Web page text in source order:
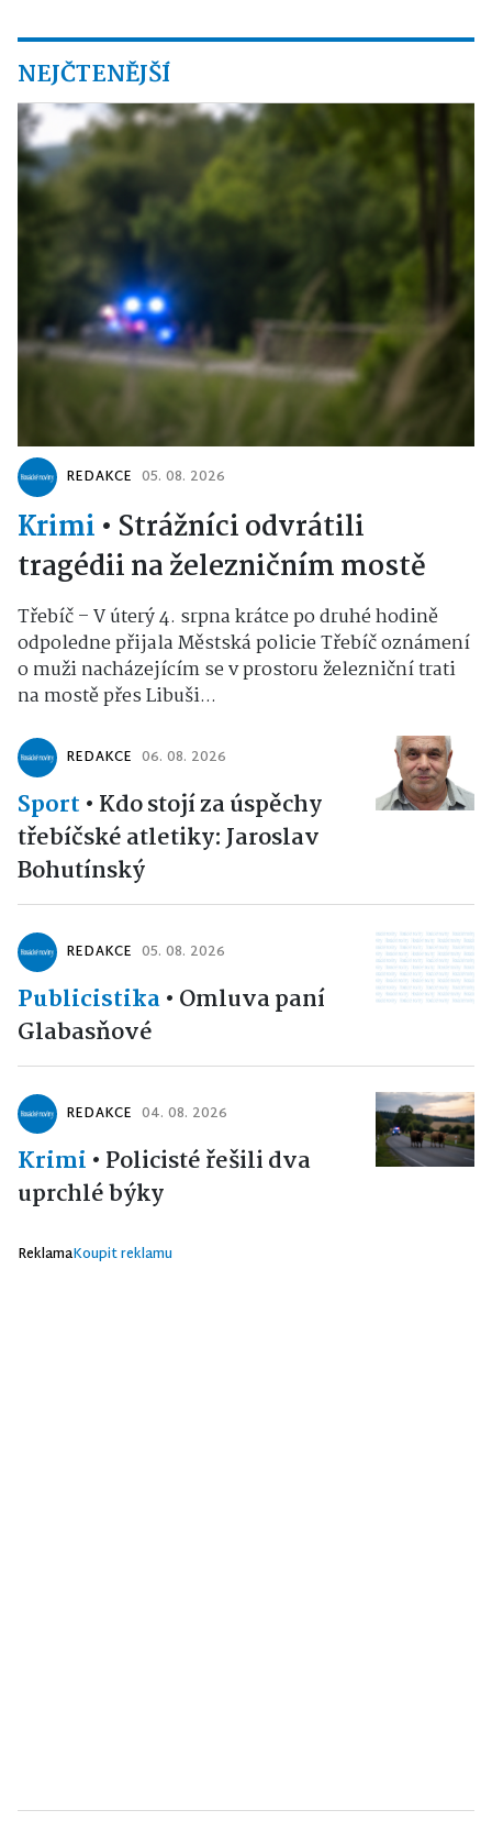
NEJČTENĚJŠÍ
REDAKCE 05. 08. 2026
Krimi • Strážníci odvrátili
tragédii na železničním mostě
Třebíč – V úterý 4. srpna krátce po druhé hodině
odpoledne přijala Městská policie Třebíč oznámení
o muži nacházejícím se v prostoru železniční trati
na mostě přes Libuši...
REDAKCE 06. 08. 2026
Sport • Kdo stojí za úspěchy
třebíčské atletiky: Jaroslav
Bohutínský
REDAKCE 05. 08. 2026
Publicistika• Omluva paní
Glabasňové
REDAKCE 04. 08. 2026
Krimi • Policisté řešili dva
uprchlé býky
ReklamaKoupit reklamu